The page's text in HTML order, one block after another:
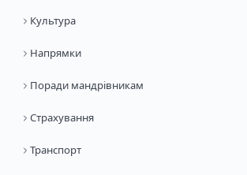
Культура
Напрямки
Поради мандрівникам
Страхування
Транспорт